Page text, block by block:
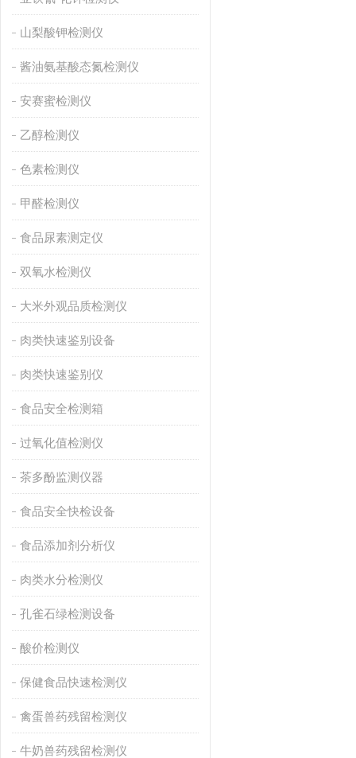
山梨酸钾检测仪
酱油氨基酸态氮检测仪
安赛蜜检测仪
乙醇检测仪
色素检测仪
甲醛检测仪
食品尿素测定仪
双氧水检测仪
大米外观品质检测仪
肉类快速鉴别设备
肉类快速鉴别仪
食品安全检测箱
过氧化值检测仪
茶多酚监测仪器
食品安全快检设备
食品添加剂分析仪
肉类水分检测仪
孔雀石绿检测设备
酸价检测仪
保健食品快速检测仪
禽蛋兽药残留检测仪
牛奶兽药残留检测仪